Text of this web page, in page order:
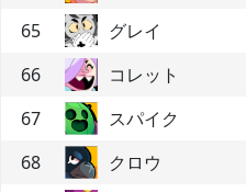
65
グレイ
66
コレット
67
スパイク
68
クロウ